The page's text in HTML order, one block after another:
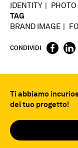
IDENTITY
PHOTO
TAG
BRAND IMAGE
CONDIVIDI
Ti abbiamo
del tuo progetto!